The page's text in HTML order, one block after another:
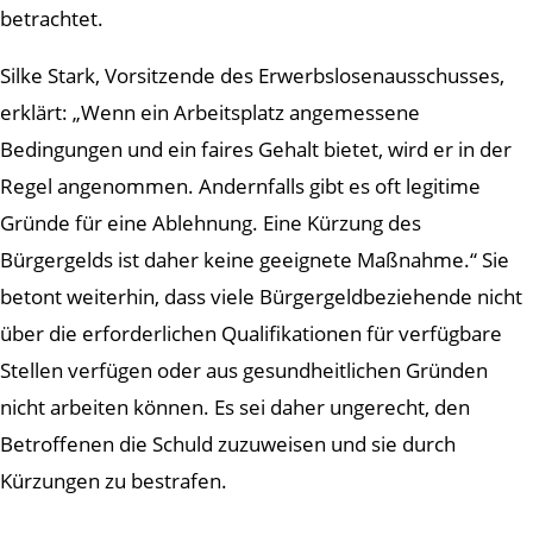
betrachtet.
Silke Stark, Vorsitzende des Erwerbslosenausschusses,
erklärt: „Wenn ein Arbeitsplatz angemessene
Bedingungen und ein faires Gehalt bietet, wird er in der
Regel angenommen. Andernfalls gibt es oft legitime
Gründe für eine Ablehnung. Eine Kürzung des
Bürgergelds ist daher keine geeignete Maßnahme.“ Sie
betont weiterhin, dass viele Bürgergeldbeziehende nicht
über die erforderlichen Qualifikationen für verfügbare
Stellen verfügen oder aus gesundheitlichen Gründen
nicht arbeiten können. Es sei daher ungerecht, den
Betroffenen die Schuld zuzuweisen und sie durch
Kürzungen zu bestrafen.